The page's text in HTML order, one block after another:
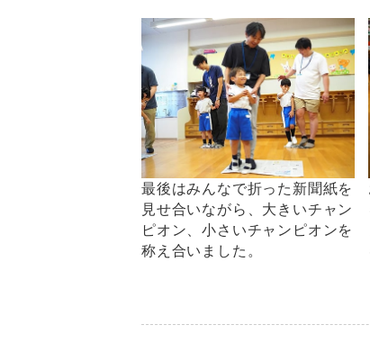
最後はみんなで折った新聞紙を
見せ合いながら、大きいチャン
ピオン、小さいチャンピオンを
称え合いました。